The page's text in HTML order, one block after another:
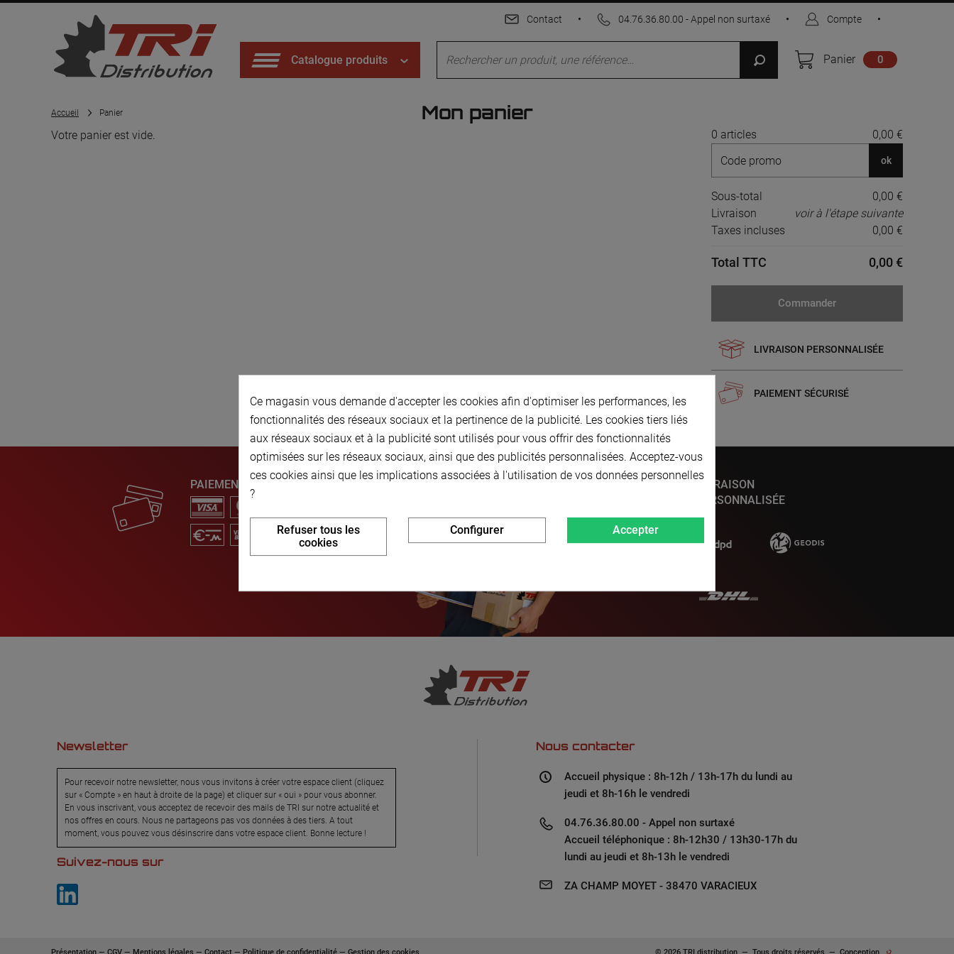
Catalogue produits Panier 0
Contact • 04.76.36.80.00 - Appel non surtaxé • Compte •
Accueil Panier Mon panier
Votre panier est vide. 0 articles 0,00 €
ok
Sous-total
0,00 €
Livraison
voir à l'étape suivante
Taxes incluses
0,00 €
Total TTC 0,00 €
Commander
LIVRAISON PERSONNALISÉE
PAIEMENT SÉCURISÉ
PAIEMENT SÉCURISÉ
LIVRAISON
PERSONNALISÉE
Newsletter
Pour recevoir notre newsletter, nous vous invitons à créer votre espace client (cliquez
sur « Compte » en haut à droite de la page) et cliquer sur « oui » pour vous abonner.
En vous inscrivant, vous acceptez de recevoir des mails de TRI sur notre actualité et
nos offres en cours. Nous ne partageons pas vos données à des tiers. A tout
moment, vous pouvez vous désinscrire dans votre espace client. Bonne lecture !
Suivez-nous sur
Nous contacter
Accueil physique : 8h-12h / 13h-17h du lundi au
jeudi et 8h-16h le vendredi
04.76.36.80.00 - Appel non surtaxé
Accueil téléphonique : 8h-12h30 / 13h30-17h du
lundi au jeudi et 8h-13h le vendredi
ZA CHAMP MOYET - 38470 VARACIEUX
Présentation — CGV — Mentions légales — Contact — Politique de confidentialité — Gestion des cookies © 2026 TRI distribution — Tous droits réservés — Conception
Ce magasin vous demande d'accepter les cookies afin d'optimiser les performances, les
fonctionnalités des réseaux sociaux et la pertinence de la publicité. Les cookies tiers liés
aux réseaux sociaux et à la publicité sont utilisés pour vous offrir des fonctionnalités
optimisées sur les réseaux sociaux, ainsi que des publicités personnalisées. Acceptez-vous
ces cookies ainsi que les implications associées à l'utilisation de vos données personnelles
?
Accepter
Refuser tous les
cookies
Configurer